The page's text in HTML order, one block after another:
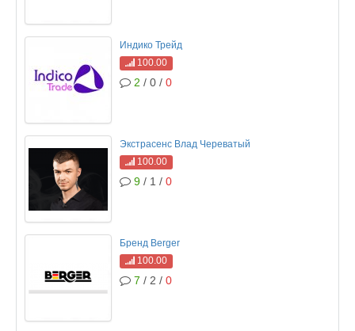
Индико Трейд
100.00
2 / 0 / 0
Экстрасенс Влад Череватый
100.00
9 / 1 / 0
Бренд Berger
100.00
7 / 2 / 0